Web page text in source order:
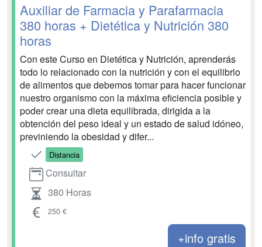
Auxiliar de Farmacia y Parafarmacia
380 horas + Dietética y Nutrición 380
horas
Con este Curso en Dietética y Nutrición, aprenderás
todo lo relacionado con la nutrición y con el equilibrio
de alimentos que debemos tomar para hacer funcionar
nuestro organismo con la máxima eficiencia posible y
poder crear una dieta equilibrada, dirigida a la
obtención del peso ideal y un estado de salud idóneo,
previniendo la obesidad y difer...
Distancia
Consultar
380 Horas
250 €
+info gratis